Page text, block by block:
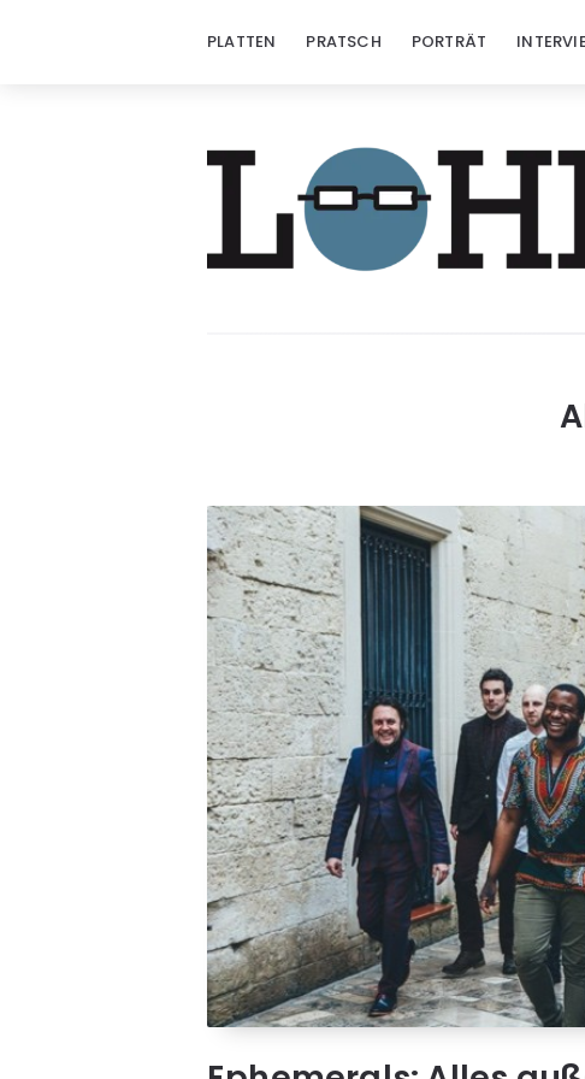
PLATTEN PRATSCH PORTRÄT